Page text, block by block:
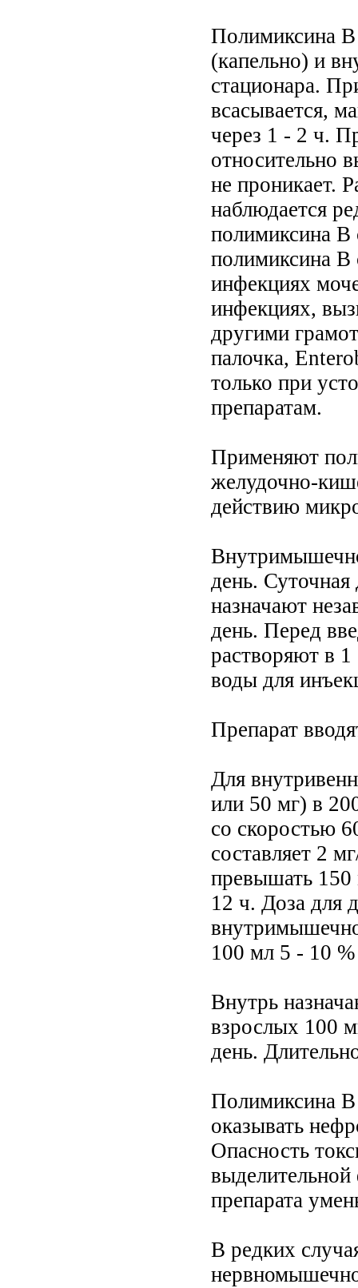
Полимиксина
(капельно) и
стационара.
всасывается,
через 1 - 2 ч.
относительно
не проникает.
наблюдается
полимиксина В
полимиксина В
инфекциях
инфекциях,
другими
палочка,
только при
препаратам.
Применяют
желудочно-
действию
день.
назначают
день. Перед
растворяют в
воды для
Препарат
Для
или 50 мг) в
со скоростью
составляет 2
превышать 150
12 ч. Доза для
100 мл 5 - 10
Внутрь
взрослых 100
день.
Полимиксина В
оказывать
Опасность
препарата
В редких